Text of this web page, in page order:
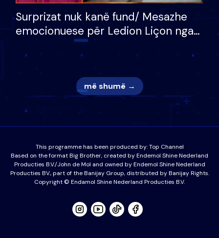
Surprizat nuk kanë fund/ Mesazhe
emocionuese për Ledion Liçon nga
nëna dhe fëmijët e tij, moderatori
nuk i mban dot lotët: Nuk meritoj…
më shumë →
This programme has been produced by:Top Channel
Based on the format Big Brother, created by Endemol Shine Nederland
Producties B.V./John de Mol and owned by Endemol Shine Nederland
Producties BV., part of the Banijay Group, distributed by Banijay Rights.
Copyright © Endamol Shine Nederland Producties B.V.